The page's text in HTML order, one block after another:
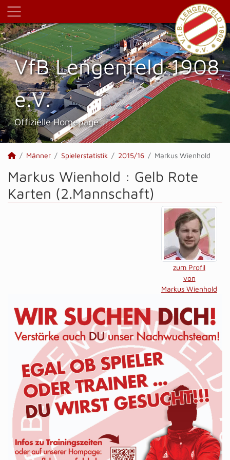
VfB Lengenfeld 1908
e.V.
Offizielle Homepage
Männer Spielerstatistik 2015/16 Markus Wienhold
Markus Wienhold : Gelb Rote
Karten (2.Mannschaft)
zum Profil
von
Markus Wienhold